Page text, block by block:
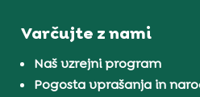
Varčujte z nami
Naš vzrejni program
Pogosta vprašanja in